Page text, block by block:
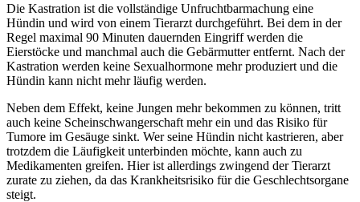
Die Kastration ist die vollständige Unfruchtbarmachung eine
Hündin und wird von einem Tierarzt durchgeführt. Bei dem in der
Regel maximal 90 Minuten dauernden Eingriff werden die
Eierstöcke und manchmal auch die Gebärmutter entfernt. Nach der
Kastration werden keine Sexualhormone mehr produziert und die
Hündin kann nicht mehr läufig werden.
Neben dem Effekt, keine Jungen mehr bekommen zu können, tritt
auch keine Scheinschwangerschaft mehr ein und das Risiko für
Tumore im Gesäuge sinkt. Wer seine Hündin nicht kastrieren, aber
trotzdem die Läufigkeit unterbinden möchte, kann auch zu
Medikamenten greifen. Hier ist allerdings zwingend der Tierarzt
zurate zu ziehen, da das Krankheitsrisiko für die Geschlechtsorgane
steigt.